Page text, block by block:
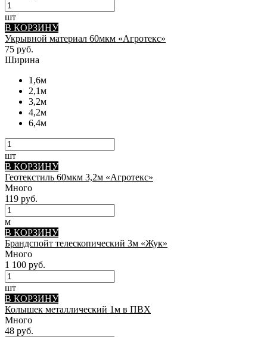
шт
В КОРЗИНУ
Укрывной материал 60мкм «Агротекс»
75 руб.
Ширина
1,6м
2,1м
3,2м
4,2м
6,4м
шт
В КОРЗИНУ
Геотекстиль 60мкм 3,2м «Агротекс»
Много
119 руб.
м
В КОРЗИНУ
Брандспойт телескопический 3м «Жук»
Много
1 100 руб.
шт
В КОРЗИНУ
Колышек металлический 1м в ПВХ
Много
48 руб.